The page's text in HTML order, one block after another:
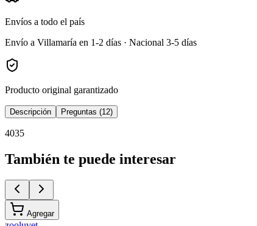
Envíos a todo el país
Envío a Villamaría en 1-2 días · Nacional 3-5 días
Producto original garantizado
Descripción Preguntas (12)
4035
También te puede interesar
Agregar